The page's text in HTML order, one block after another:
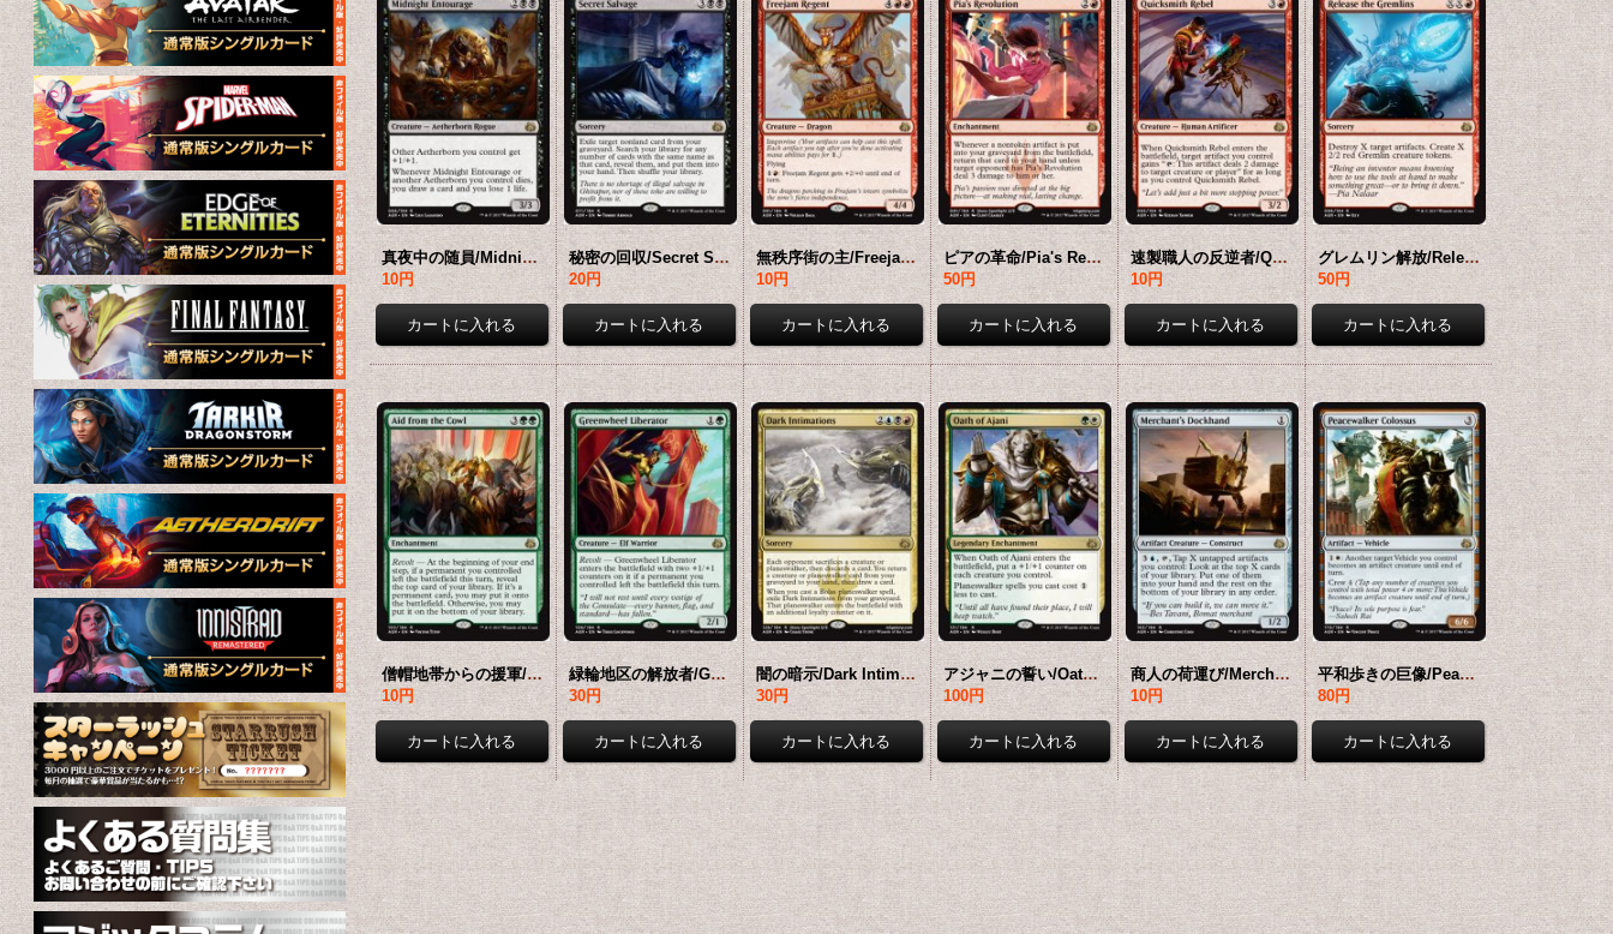
真夜中の随員/Midnight Entourage 【英語版】 [AER-黒R]
10円
秘密の回収/Secret Salvage 【英語版】 [AER-黒R]
20円
無秩序街の主/Freejam Regent 【英語版】 [AER-赤R]
10円
ピアの革命/Pia's Revolution 【英語版】 [AER-赤R]
50円
速製職人の反逆者/Quicksmith Rebel 【英語版】 [AER-赤R]
10円
グレムリン解放/Release the Gremlins 【英語版】 [AER-赤R]
50円
僧帽地帯からの援軍/Aid from the Cowl 【英語版】 [AER-緑R]
10円
緑輪地区の解放者/Greenwheel Liberator 【英語版】 [AER-緑R]
30円
闇の暗示/Dark Intimations 【英語版】 [AER-金R]
30円
アジャニの誓い/Oath of Ajani 【英語版】 [AER-金R]
100円
商人の荷運び/Merchant's Dockhand 【英語版】 [AER-灰R]
10円
平和歩きの巨像/Peacewalker Colossus 【英語版】 [AER-灰R]
80円